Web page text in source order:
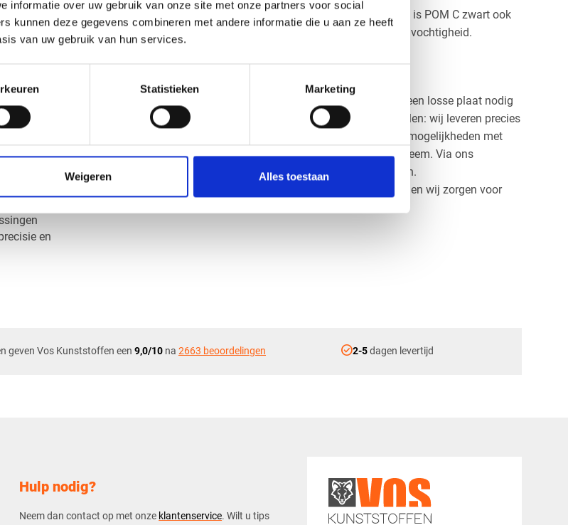
informatie over uw gebruik van onze site met onze partners voor social
kunnen deze gegevens combineren met andere informatie die u aan ze heeft
van uw gebruik van hun services.
Statistieken Marketing
Weigeren Alles toestaan
vele
en
Met zijn lage vochtopname en hoge dimensionele stabiliteit is POM C zwart ook
geschikt voor omgevingen met wisselende temperaturen of vochtigheid.
POM C zwart platen op maat
Bij Vos Kunststoffen kun je rekenen op maatwerk. Of je nu een losse plaat nodig
hebt, een prototype of een complete serie bewerkte onderdelen: wij leveren precies
wat jouw project vraagt. Dankzij onze moderne bewerkingsmogelijkheden met
onze CNC-machines zijn zelfs complexe vormen geen probleem. Via ons
kunt u direct uw digitale tekening uploaden.
, en wij zorgen voor
geven Vos Kunststoffen een 9,0/10 na 2663 beoordelingen check_circle2-5dagen levertijd
Hulp nodig?
Neem dan contact op met onze klantenservice. Wilt u tips